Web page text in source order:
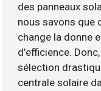
des panneaux
nous savons que
change la donne
d’efficience.
sélection
centrale solaire